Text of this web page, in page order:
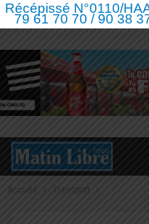
Récépissé N°0110/
79 61 70 70 / 90 38
Accueil Transport